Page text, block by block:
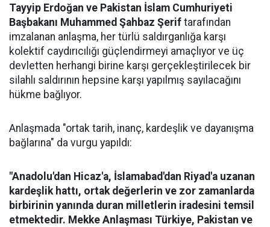
Tayyip Erdoğan ve Pakistan İslam Cumhuriyeti
Başbakanı Muhammed Şahbaz Şerif tarafından
imzalanan anlaşma, her türlü saldırganlığa karşı
kolektif caydırıcılığı güçlendirmeyi amaçlıyor ve üç
devletten herhangi birine karşı gerçekleştirilecek bir
silahlı saldırının hepsine karşı yapılmış sayılacağını
hükme bağlıyor.
Anlaşmada "ortak tarih, inanç, kardeşlik ve dayanışma
bağlarına" da vurgu yapıldı:
"Anadolu'dan Hicaz'a, İslamabad'dan Riyad'a uzanan
kardeşlik hattı, ortak değerlerin ve zor zamanlarda
birbirinin yanında duran milletlerin iradesini temsil
etmektedir. Mekke Anlaşması Türkiye, Pakistan ve